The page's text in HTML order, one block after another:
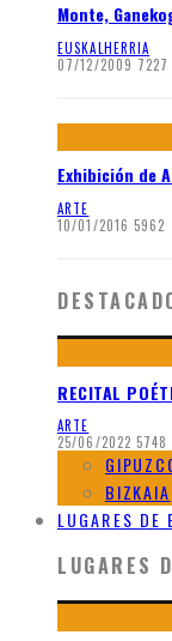
Monte,
EUSKALHERRIA
07/12/2009 7227
Exhibición de
ARTE
10/01/2016 5962
RECITAL
ARTE
25/06/2022 5748
BIZKAIA
LUGARES DE
LUGARES